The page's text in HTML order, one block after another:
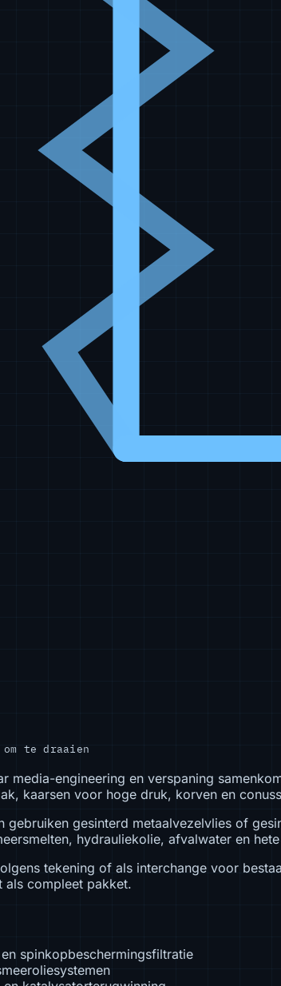
te draaien
media-engineering en verspaning
kaarsen voor hoge druk, korven en
gebruiken gesinterd metaalvezelvlies of
hydrauliekolie, afvalwater en
tekening of als interchange voor
als compleet pakket.
spinkopbeschermingsfiltratie